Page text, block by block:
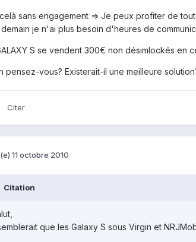
sans engagement => Je peux profiter de
demain je n'ai plus besoin d'heures de
S se vendent 300€ non désimlockés en
pensez-vous? Existerait-il une meilleure
Citer
11 octobre 2010
Citation
que les Galaxy S sous Virgin et